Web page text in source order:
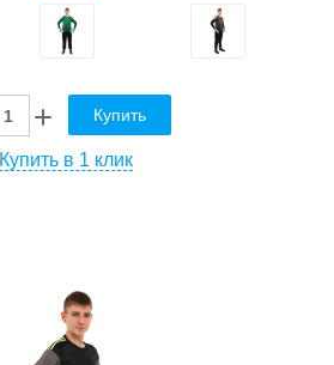
Купить
Купить в 1 клик